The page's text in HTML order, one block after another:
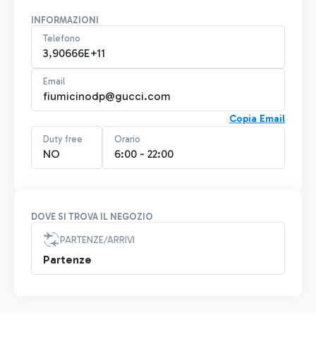
INFORMAZIONI
Telefono
3,90666E+11
Email
fiumicinodp@gucci.com
Copia Email
Duty free
NO
Orario
6:00 - 22:00
DOVE SI TROVA IL NEGOZIO
PARTENZE/ARRIVI
Partenze